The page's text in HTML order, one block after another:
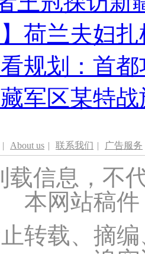
】荷兰夫妇
规划：首
军区某特
| About us | 联系我们 | 广告服务
载信息，不
本网站稿
转载、摘